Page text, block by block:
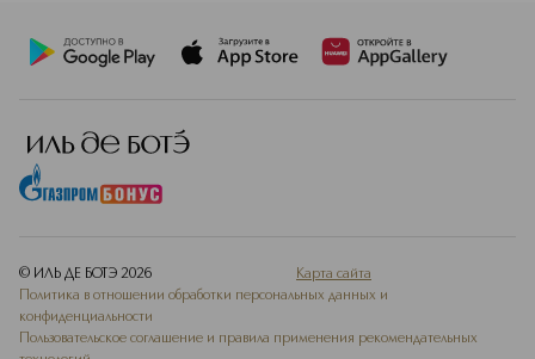
© ИЛЬ ДЕ БОТЭ 2026
Карта сайта
Политика в отношении обработки персональных данных и
конфиденциальности
Пользовательское соглашение и правила применения рекомендательных